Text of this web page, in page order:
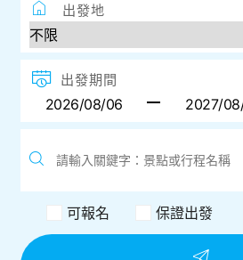
出發地
出發期間
可報名 保證出發